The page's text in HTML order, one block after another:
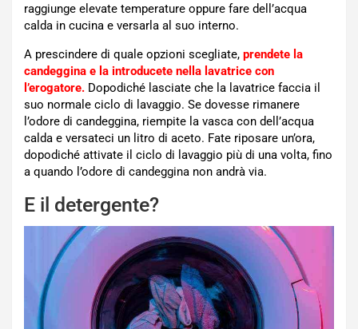
raggiunge elevate temperature oppure fare dell’acqua
calda in cucina e versarla al suo interno.
A prescindere di quale opzioni scegliate, prendete la
candeggina e la introducete nella lavatrice con
l’erogatore. Dopodiché lasciate che la lavatrice faccia il
suo normale ciclo di lavaggio. Se dovesse rimanere
l’odore di candeggina, riempite la vasca con dell’acqua
calda e versateci un litro di aceto. Fate riposare un’ora,
dopodiché attivate il ciclo di lavaggio più di una volta, fino
a quando l’odore di candeggina non andrà via.
E il detergente?